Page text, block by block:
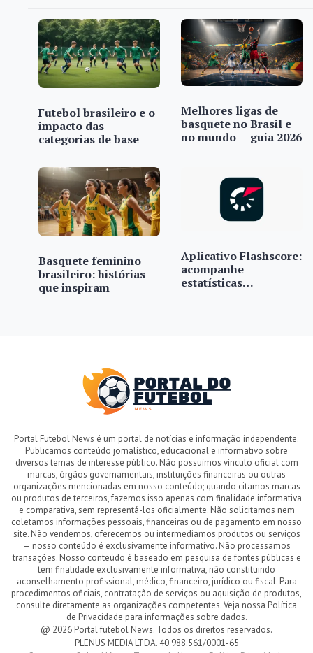
Futebol brasileiro e o
impacto das
categorias de base
Melhores ligas de
basquete no Brasil e
no mundo — guia 2026
Basquete feminino
brasileiro: histórias
que inspiram
Aplicativo Flashscore:
acompanhe
estatísticas…
Portal Futebol News é um portal de notícias e informação independente.
Publicamos conteúdo jornalístico, educacional e informativo sobre
diversos temas de interesse público. Não possuímos vínculo oficial com
marcas, órgãos governamentais, instituições financeiras ou outras
organizações mencionadas em nosso conteúdo; quando citamos marcas
ou produtos de terceiros, fazemos isso apenas com finalidade informativa
e comparativa, sem representá-los oficialmente. Não solicitamos nem
coletamos informações pessoais, financeiras ou de pagamento em nosso
site. Não vendemos, oferecemos ou intermediamos produtos ou serviços
— nosso conteúdo é exclusivamente informativo. Não processamos
transações. Nosso conteúdo é baseado em pesquisa de fontes públicas e
tem finalidade exclusivamente informativa, não constituindo
aconselhamento profissional, médico, financeiro, jurídico ou fiscal. Para
procedimentos oficiais, contratação de serviços ou aquisição de produtos,
consulte diretamente as organizações competentes. Veja nossa Política
de Privacidade para informações sobre dados.
@ 2026 Portal futebol News. Todos os direitos reservados.
PLENUS MEDIA LTDA. 40.988.561/0001-65